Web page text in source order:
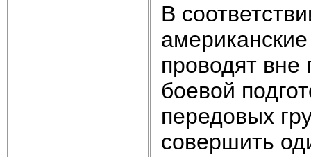
В
проводят вне
боевой
передовых
совершить